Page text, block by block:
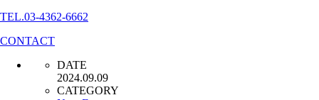
TEL.03-4362-6662
CONTACT
DATE
2024.09.09
CATEGORY